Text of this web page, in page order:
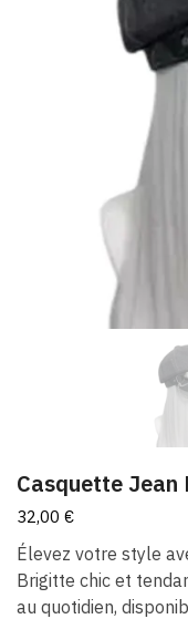
Casquette
32,00 €
Élevez votre style
Brigitte chic et
au quotidien,